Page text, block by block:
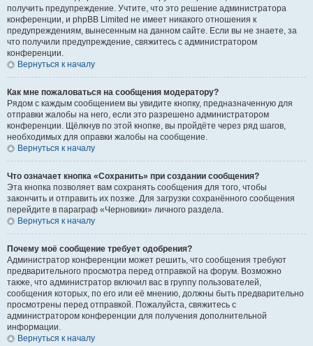
получить предупреждение. Учтите, что это решение администратора
конференции, и phpBB Limited не имеет никакого отношения к
предупреждениям, вынесенным на данном сайте. Если вы не знаете, за
что получили предупреждение, свяжитесь с администратором
конференции.
Вернуться к началу
Как мне пожаловаться на сообщения модератору?
Рядом с каждым сообщением вы увидите кнопку, предназначенную для
отправки жалобы на него, если это разрешено администратором
конференции. Щёлкнув по этой кнопке, вы пройдёте через ряд шагов,
необходимых для оправки жалобы на сообщение.
Вернуться к началу
Что означает кнопка «Сохранить» при создании сообщения?
Эта кнопка позволяет вам сохранять сообщения для того, чтобы
закончить и отправить их позже. Для загрузки сохранённого сообщения
перейдите в параграф «Черновики» личного раздела.
Вернуться к началу
Почему моё сообщение требует одобрения?
Администратор конференции может решить, что сообщения требуют
предварительного просмотра перед отправкой на форум. Возможно
также, что администратор включил вас в группу пользователей,
сообщения которых, по его или её мнению, должны быть предварительно
просмотрены перед отправкой. Пожалуйста, свяжитесь с
администратором конференции для получения дополнительной
информации.
Вернуться к началу